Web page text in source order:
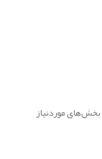
بخش‌های موردنیاز